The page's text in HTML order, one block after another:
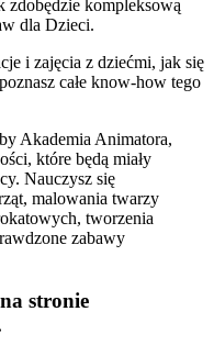
zdobędzie kompleksową
dla Dzieci.
i zajęcia z dziećmi, jak się
całe know-how tego
Akademia Animatora,
które będą miały
Nauczysz się
malowania twarzy
tworzenia
zabawy
stronie